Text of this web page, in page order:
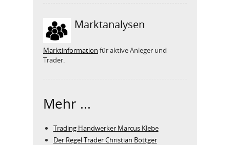
Marktanalysen
Marktinformation für aktive Anleger und
Trader.
Mehr ...
Trading Handwerker Marcus Klebe
Der Regel Trader Christian Böttger